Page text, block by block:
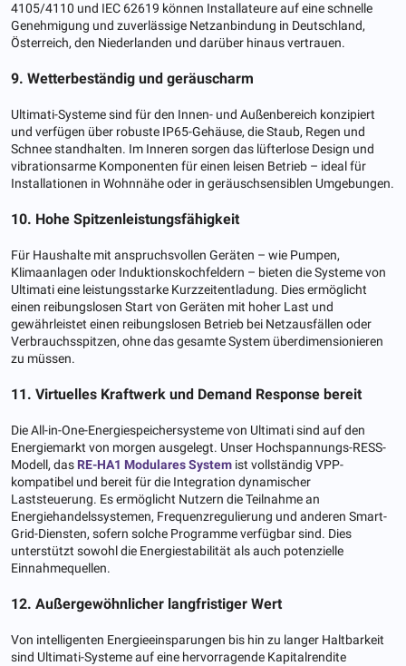
4105/4110 und IEC 62619 können Installateure auf eine schnelle
Genehmigung und zuverlässige Netzanbindung in Deutschland,
Österreich, den Niederlanden und darüber hinaus vertrauen.
9. Wetterbeständig und geräuscharm
Ultimati-Systeme sind für den Innen- und Außenbereich konzipiert
und verfügen über robuste IP65-Gehäuse, die Staub, Regen und
Schnee standhalten. Im Inneren sorgen das lüfterlose Design und
vibrationsarme Komponenten für einen leisen Betrieb – ideal für
Installationen in Wohnnähe oder in geräuschsensiblen Umgebungen.
10. Hohe Spitzenleistungsfähigkeit
Für Haushalte mit anspruchsvollen Geräten – wie Pumpen,
Klimaanlagen oder Induktionskochfeldern – bieten die Systeme von
Ultimati eine leistungsstarke Kurzzeitentladung. Dies ermöglicht
einen reibungslosen Start von Geräten mit hoher Last und
gewährleistet einen reibungslosen Betrieb bei Netzausfällen oder
Verbrauchsspitzen, ohne das gesamte System überdimensionieren
zu müssen.
11. Virtuelles Kraftwerk und Demand Response bereit
Die All-in-One-Energiespeichersysteme von Ultimati sind auf den
Energiemarkt von morgen ausgelegt. Unser Hochspannungs-RESS-
Modell, das RE-HA1 Modulares System ist vollständig VPP-
kompatibel und bereit für die Integration dynamischer
Laststeuerung. Es ermöglicht Nutzern die Teilnahme an
Energiehandelssystemen, Frequenzregulierung und anderen Smart-
Grid-Diensten, sofern solche Programme verfügbar sind. Dies
unterstützt sowohl die Energiestabilität als auch potenzielle
Einnahmequellen.
12. Außergewöhnlicher langfristiger Wert
Von intelligenten Energieeinsparungen bis hin zu langer Haltbarkeit
sind Ultimati-Systeme auf eine hervorragende Kapitalrendite